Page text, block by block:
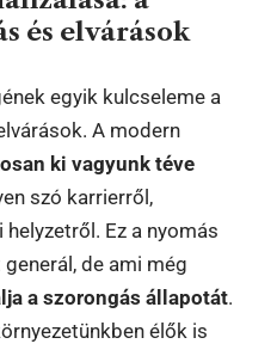
és elvárások
egyik kulcseleme a
A modern
ki vagyunk téve
szó karrierről,
Ez a nyomás
de ami még
a szorongás állapotát.
élők is